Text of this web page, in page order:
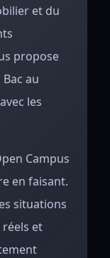
et du
propose
au
les
Campus
en faisant.
situations
et